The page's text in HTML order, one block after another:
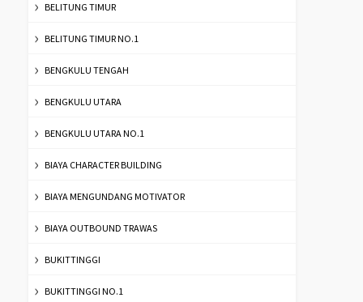
BELITUNG TIMUR
BELITUNG TIMUR NO.1
BENGKULU TENGAH
BENGKULU UTARA
BENGKULU UTARA NO.1
BIAYA CHARACTER BUILDING
BIAYA MENGUNDANG MOTIVATOR
BIAYA OUTBOUND TRAWAS
BUKITTINGGI
BUKITTINGGI NO.1